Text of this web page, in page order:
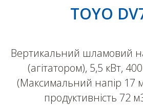
TOYO
Вертикальний шламовий
(агітатором), 5,5 кВт,
(Максимальний напір 17
продуктивність 72